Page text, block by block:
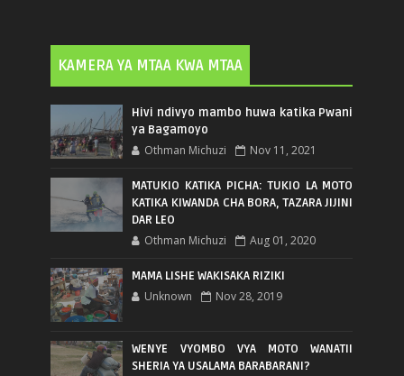
KAMERA YA MTAA KWA MTAA
Hivi ndivyo mambo huwa katika Pwani
ya Bagamoyo
Othman Michuzi Nov 11, 2021
MATUKIO KATIKA PICHA: TUKIO LA MOTO
KATIKA KIWANDA CHA BORA, TAZARA JIJINI
DAR LEO
Othman Michuzi Aug 01, 2020
MAMA LISHE WAKISAKA RIZIKI
Unknown Nov 28, 2019
WENYE VYOMBO VYA MOTO WANATII
SHERIA YA USALAMA BARABARANI?